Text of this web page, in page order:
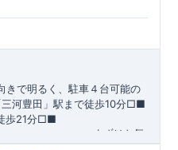
に委託せず、東栄住宅グル
社」にて責任をもって対応い
きで明るく、駐車４台可能の
河豊田」駅まで徒歩10分□■
歩21分□■
まずはお気